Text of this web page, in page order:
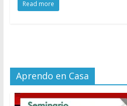
Read more
Aprendo en Casa